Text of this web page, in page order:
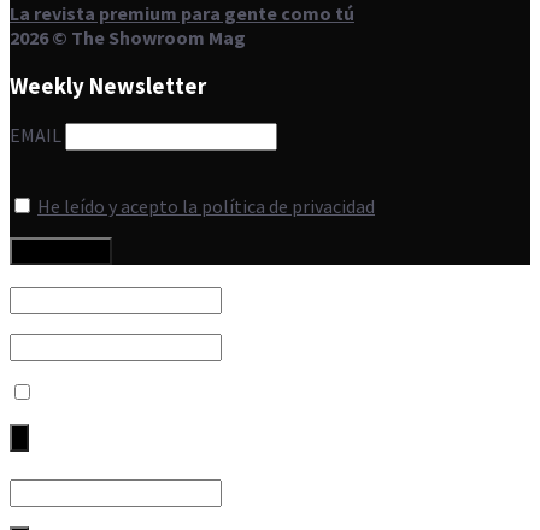
La revista premium para gente como tú
2026 © The Showroom Mag
Weekly Newsletter
EMAIL
He leído y acepto la política de privacidad